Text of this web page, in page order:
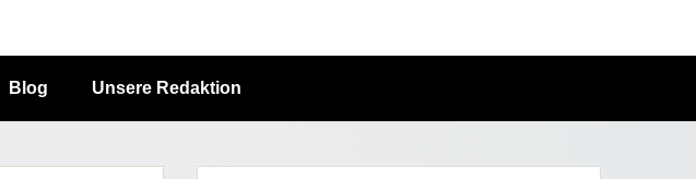
Blog Unsere Redaktion